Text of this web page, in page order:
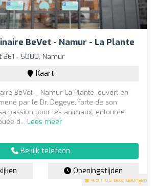
BeVet - Namur - La Plante
4.9 (109 beoordelingen)
361 - 5000, Namur
Kaart
BeVet – Namur La Plante, ouvert en
par le Dr. Degeye, forte de son
passion pour les animaux, entourée
d... Lees meer
Bekijk telefoon
Openingstijden